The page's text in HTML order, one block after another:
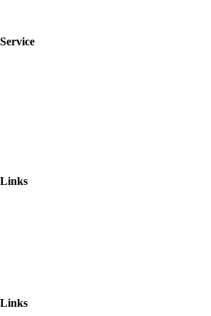
Service
Links
Links